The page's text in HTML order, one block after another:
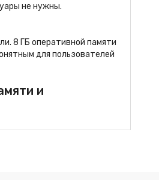
не нужны.
8 ГБ оперативной памяти
для пользователей
и